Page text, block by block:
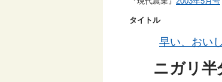
タイトル
早い、おい
ニガリ半